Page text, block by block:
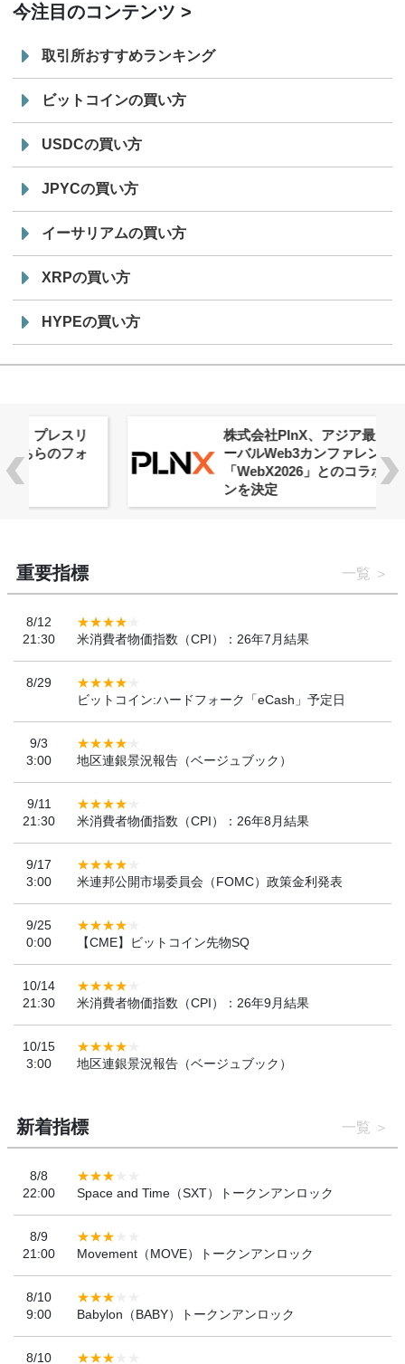
今注目のコンテンツ
取引所おすすめランキング
ビットコインの買い方
USDCの買い方
JPYCの買い方
イーサリアムの買い方
XRPの買い方
HYPEの買い方
株式会社PlnX、アジア最大級のグロ
ーバルWeb3カンファレンス
「WebX2026」とのコラボレーショ
重要指標 一覧
8/12
21:30
米消費者物価指数（CPI）：26年7月結果
8/29
ビットコイン:ハードフォーク「eCash」予定日
9/3
3:00
地区連銀景況報告（ベージュブック）
9/11
21:30
米消費者物価指数（CPI）：26年8月結果
9/17
3:00
米連邦公開市場委員会（FOMC）政策金利発表
9/25
0:00
【CME】ビットコイン先物SQ
10/14
21:30
米消費者物価指数（CPI）：26年9月結果
10/15
3:00
地区連銀景況報告（ベージュブック）
新着指標 一覧
8/8
22:00
Space and Time（SXT）トークンアンロック
8/9
21:00
Movement（MOVE）トークンアンロック
8/10
9:00
Babylon（BABY）トークンアンロック
8/10